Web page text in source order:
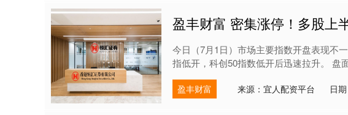
盈丰财富 密集涨停！多股上
今日（7月1日）市场主要指数开盘表现不
指低开，科创50指数低开后迅速拉升。 盘
盈丰财富 来源：宜人配资平台 日